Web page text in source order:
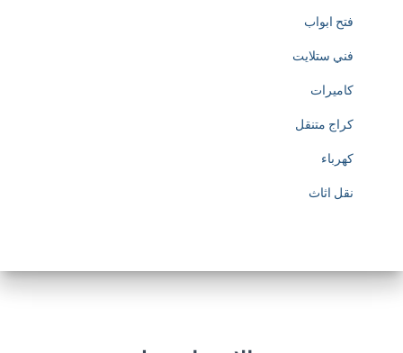
فتح ابواب
فني ستلايت
كاميرات
كراج متنقل
كهرباء
نقل اثاث